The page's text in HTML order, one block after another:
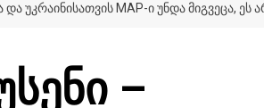
ᲣᲙᲠᲐᲘᲜᲘᲡᲐᲗᲕᲘᲡ MAP-Ი ᲣᲜᲓᲐ ᲛᲘᲒᲕᲔᲪᲐ, ᲔᲡ
–